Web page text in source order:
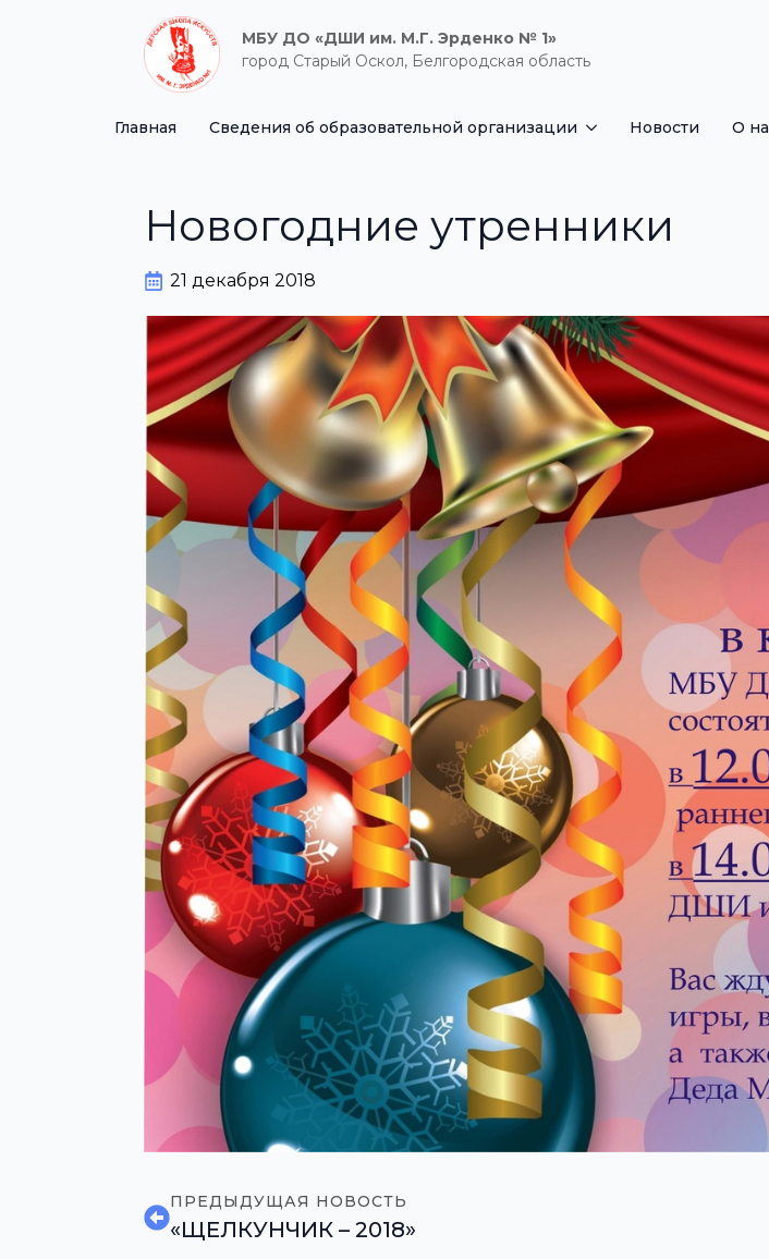
МБУ ДО «ДШИ им. М.Г. Эрденко № 1»
город Старый Оскол, Белгородская область
Главная Сведения об образовательной организации Новости О
Новогодние утренники
21 декабря 2018
ПРЕДЫДУЩАЯ НОВОСТЬ
«ЩЕЛКУНЧИК – 2018»